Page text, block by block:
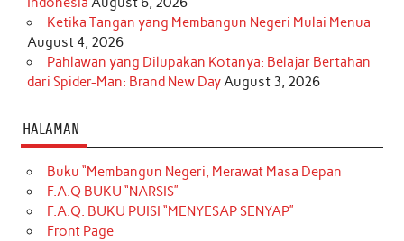
Ketika Tangan yang Membangun Negeri Mulai Menua
August 4, 2026
Pahlawan yang Dilupakan Kotanya: Belajar Bertahan
dari Spider-Man: Brand New DayAugust 3, 2026
HALAMAN
Buku “Membangun Negeri, Merawat Masa Depan
F.A.Q BUKU “NARSIS”
F.A.Q. BUKU PUISI “MENYESAP SENYAP”
Front Page